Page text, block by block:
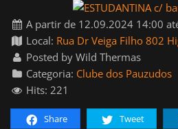
A partir de 12.09.2024 14:00
Local: Rua Dr Veiga Filho 802
Posted by Wild Thermas
Categoria: Clube dos Pauzudos
Hits: 221
Share Tweet